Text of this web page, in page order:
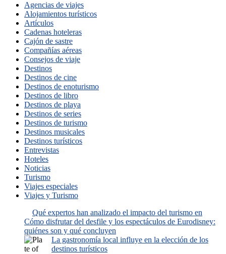
Agencias de viajes
Alojamientos turísticos
Artículos
Cadenas hoteleras
Cajón de sastre
Compañías aéreas
Consejos de viaje
Destinos
Destinos de cine
Destinos de enoturismo
Destinos de libro
Destinos de playa
Destinos de series
Destinos de turismo
Destinos musicales
Destinos turísticos
Entrevistas
Hoteles
Noticias
Turismo
Viajes especiales
Viajes y Turismo
Qué expertos han analizado el impacto del turismo en
Cómo disfrutar del desfile y los espectáculos de Eurodisney:
quiénes son y qué concluyen
La gastronomía local influye en la elección de los
destinos turísticos